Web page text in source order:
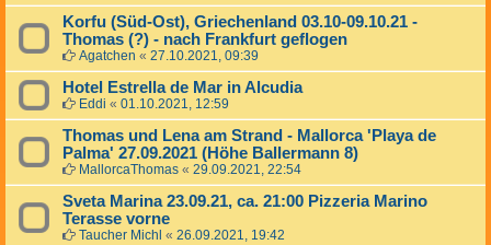
Korfu (Süd-Ost), Griechenland 03.10-09.10.21 -
Thomas (?) - nach Frankfurt geflogen
Agatchen « 27.10.2021, 09:39
Hotel Estrella de Mar in Alcudia
Eddi « 01.10.2021, 12:59
Thomas und Lena am Strand - Mallorca 'Playa de
Palma' 27.09.2021 (Höhe Ballermann 8)
MallorcaThomas « 29.09.2021, 22:54
Sveta Marina 23.09.21, ca. 21:00 Pizzeria Marino
Terasse vorne
Taucher Michl « 26.09.2021, 19:42